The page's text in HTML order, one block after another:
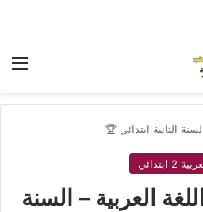
الثانية ابتدائي 🏆
2 ابتدائي
العربية – السنة